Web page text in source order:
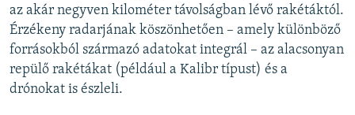
az akár negyven kilométer távolságban lévő rakétáktól.
Érzékeny radarjának köszönhetően – amely különböző
forrásokból származó adatokat integrál – az alacsonyan
repülő rakétákat (például a Kalibr típust) és a
drónokat is észleli.